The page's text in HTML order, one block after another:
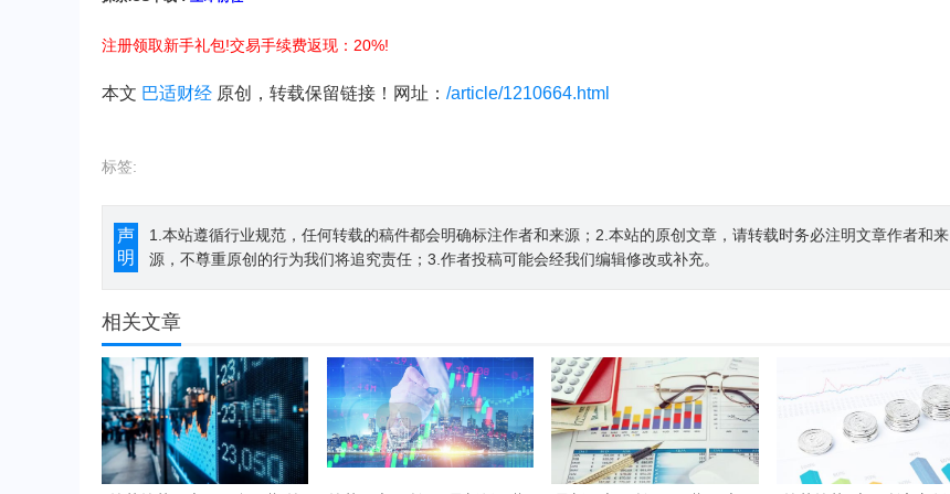
注册领取新手礼包!交易手续费返现：20%!
本文 巴适财经 原创，转载保留链接！网址： /article/1210664.html
标签:
声
明
1.本站遵循行业规范，任何转载的稿件都会明确标注作者和来源；2.本站的原创文章，请转载时务必注明文章作者和来
源，不尊重原创的行为我们将追究责任；3.作者投稿可能会经我们编辑修改或补充。
相关文章